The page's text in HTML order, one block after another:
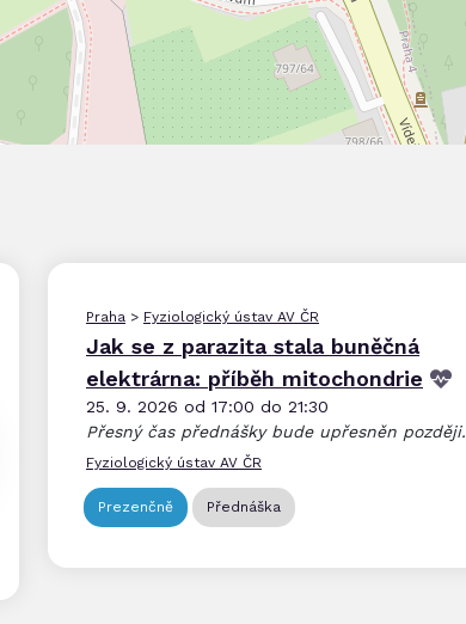
Praha > Fyziologický ústav AV ČR
Jak se z parazita stala buněčná
elektrárna: příběh mitochondrie
25. 9. 2026 od 17:00 do 21:30
Přesný čas přednášky bude upřesněn později.
Fyziologický ústav AV ČR
Prezenčně Přednáška